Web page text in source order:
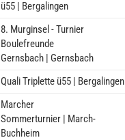
ü55 | Bergalingen
8. Murginsel - Turnier
Boulefreunde
Gernsbach | Gernsbach
Quali Triplette ü55 | Bergalingen
Marcher
Sommerturnier | March-
Buchheim